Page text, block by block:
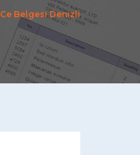
Ce Belgesi Denizli